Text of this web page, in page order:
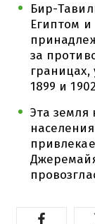
Бир-
Египтом
за
1899 и
Эта земля